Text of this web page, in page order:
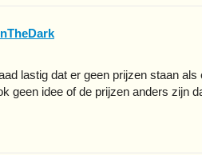
lastig dat er geen prijzen staan
geen idee of de prijzen anders zijn